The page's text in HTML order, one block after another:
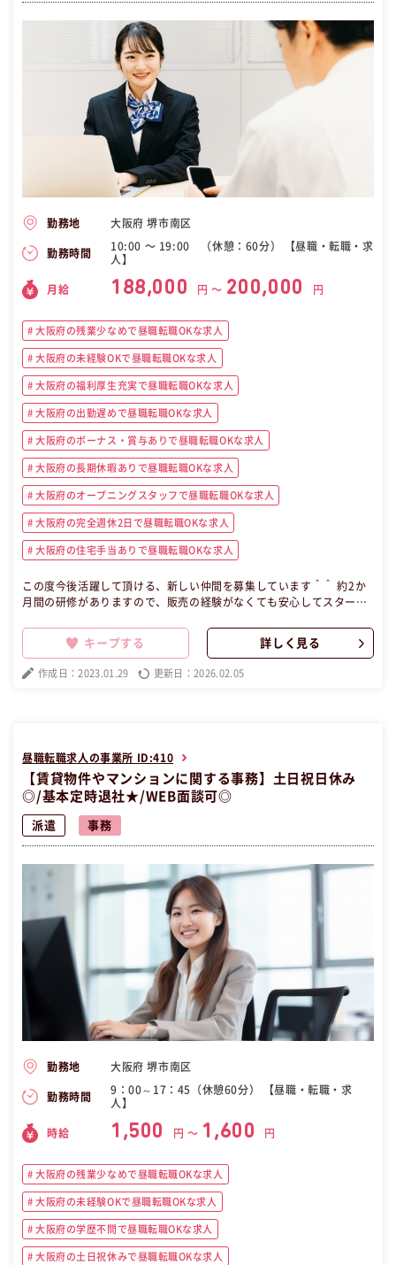
勤務地 大阪府 堺市南区
勤務時間
10:00 〜 19:00 （休憩：60分） 【昼職・転職・求
人】
月給 188,000 円 〜 200,000 円
大阪府の残業少なめで昼職転職OKな求人
大阪府の未経験OKで昼職転職OKな求人
大阪府の福利厚生充実で昼職転職OKな求人
大阪府の出勤遅めで昼職転職OKな求人
大阪府のボーナス・賞与ありで昼職転職OKな求人
大阪府の長期休暇ありで昼職転職OKな求人
大阪府のオープニングスタッフで昼職転職OKな求人
大阪府の完全週休2日で昼職転職OKな求人
大阪府の住宅手当ありで昼職転職OKな求人
この度今後活躍して頂ける、新しい仲間を募集しています＾＾ 約2か
月間の研修がありますので、販売の経験がなくても安心してスタート
ト」になれます★ 必要なのは「やる気」だけです♪ 詳しい内容は面接
でお話させていただきますので、お気軽にご応募ください。 【昼職・
転職・求人】 この昼職求人は大阪府堺市南区正社員販売・店舗スタッ
フの昼職へ転職したい方の求人です。
キープする 詳しく見る
作成日：2023.01.29 更新日：2026.02.05
昼職転職求人の事業所 ID:410
【賃貸物件やマンションに関する事務】土日祝日休み
◎/基本定時退社★/WEB面談可◎
派遣 事務
勤務地 大阪府 堺市南区
勤務時間
9：00～17：45（休憩60分） 【昼職・転職・求
人】
時給 1,500 円 〜 1,600 円
大阪府の残業少なめで昼職転職OKな求人
大阪府の未経験OKで昼職転職OKな求人
大阪府の学歴不問で昼職転職OKな求人
大阪府の土日祝休みで昼職転職OKな求人